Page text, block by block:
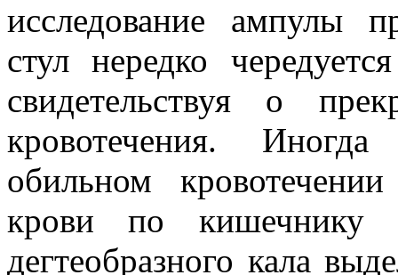
исследование ампулы
стул нередко
свидетельствуя о
кровотечения.
обильном
крови по кишечнику
дегтеобразного кала